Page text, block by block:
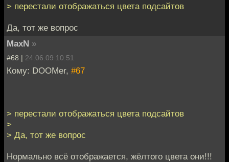
> перестали отображаться цвета подсайтов
Да, тот же вопрос
MaxN »
#68 | 24.06.09 10:51
Кому: DOOMer, #67
> перестали отображаться цвета подсайтов
>
> Да, тот же вопрос
Нормально всё отображается, жёлтого цвета они!!!